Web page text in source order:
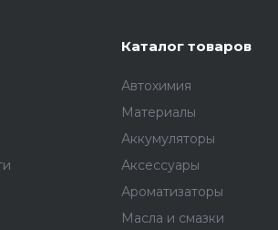
Каталог товаров
Автохимия
Материалы
Аккумуляторы
Аксессуары
Ароматизаторы
Масла и смазки